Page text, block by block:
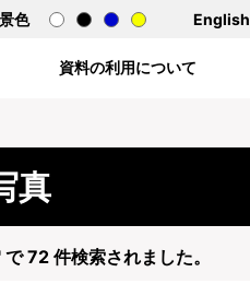
色 English
資料の利用について
真
72 件検索されました。